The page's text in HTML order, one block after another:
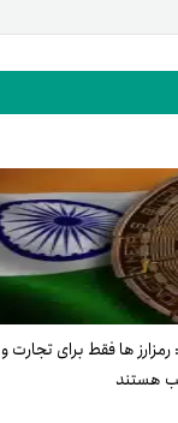
رمزارز ها فقط برای تجارت و
هستند